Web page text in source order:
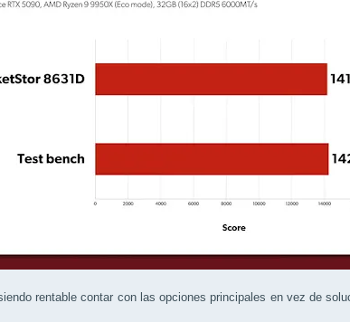
rentable contar con las opciones principales en vez de